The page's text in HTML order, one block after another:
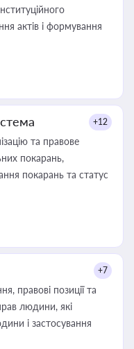
актів і формування
+12
та правове
покарань,
покарань та статус
+7
правові позиції та
людини, які
і застосування